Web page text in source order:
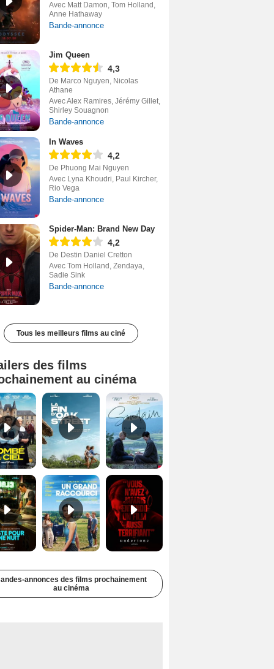
Avec Matt Damon, Tom Holland,
Anne Hathaway
Bande-annonce
Jim Queen
4,3
De Marco Nguyen, Nicolas
Athane
Avec Alex Ramires, Jérémy Gillet,
Shirley Souagnon
Bande-annonce
In Waves
4,2
De Phuong Mai Nguyen
Avec Lyna Khoudri, Paul Kircher,
Rio Vega
Bande-annonce
Spider-Man: Brand New Day
4,2
De Destin Daniel Cretton
Avec Tom Holland, Zendaya,
Sadie Sink
Bande-annonce
Tous les meilleurs films au ciné
des films
au cinéma
Tombé du ciel Bande-annonce VF La fin d’Oak Street Bande-annonce VO STFR
Juste pour une nuit Bande-annonce VO STFR Un grand raccourci Bande-annonce VF Undertone Bande-annonce VO STFR
annonces des films prochainement
au cinéma